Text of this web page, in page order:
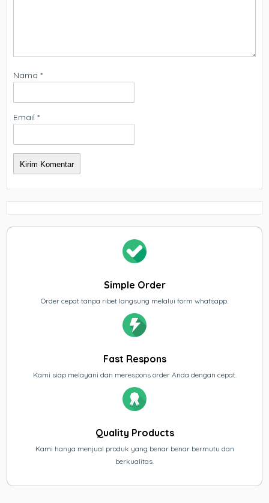
Nama*
Email*
Simple Order
Order cepat tanpa ribet langsung melalui form whatsapp.
Fast Respons
Kami siap melayani dan merespons order Anda dengan cepat.
Quality Products
Kami hanya menjual produk yang benar benar bermutu dan
berkualitas.